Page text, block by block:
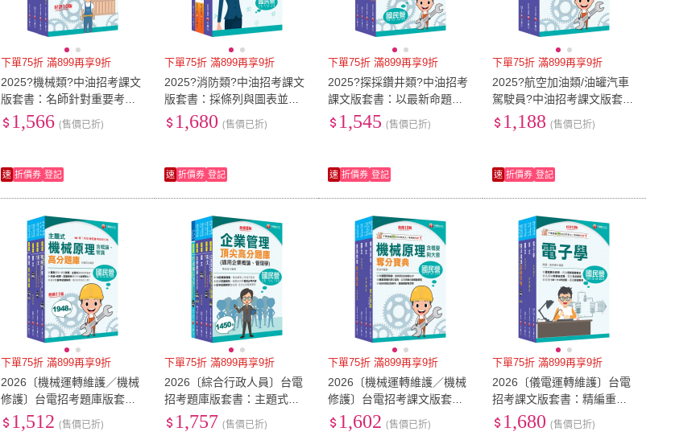
下單75折 滿899再享9折
2025?機械類?中油招考課文
版套書：名師針對重要考題
加以編撰 即時掌握考科要義
加深記憶
1,566 (售價已折)
速 折價券 登記
下單75折 滿899再享9折
2025?消防類?中油招考課文
版套書：採條列與圖表並重
捨棄繁雜過多的文字說明 架
構清晰！
1,680 (售價已折)
速 折價券 登記
下單75折 滿899再享9折
2025?探採鑽井類?中油招考
課文版套書：以最新命題綱
要撰寫 濃縮整理重要觀念
1,545 (售價已折)
速 折價券 登記
下單75折 滿899再享9折
2025?航空加油類/油罐汽車
駕駛員?中油招考課文版套
書：建立基礎概念 初學者都
能迅速上手 輕鬆閱讀！
1,188 (售價已折)
速 折價券 登記
下單75折 滿899再享9折
2026〔機械運轉維護／機械
修護〕台電招考題庫版套
書：收錄完整必讀關鍵題型
解題易讀易懂易記
1,512 (售價已折)
下單75折 滿899再享9折
2026〔綜合行政人員〕台電
招考題庫版套書：主題式實
戰演練 考古題絕對完備！
1,757 (售價已折)
下單75折 滿899再享9折
2026〔機械運轉維護／機械
修護〕台電招考課文版套
書：主題式重點精要編排 掌
握學習重點
1,602 (售價已折)
下單75折 滿899再享9折
2026〔儀電運轉維護〕台電
招考課文版套書：精編重點
整理＆隨堂練習＆近年試題
打造超強基礎
1,680 (售價已折)